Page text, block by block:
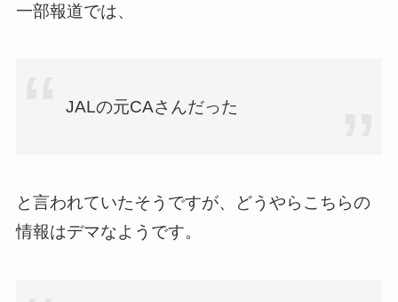
一部報道では、
JALの元CAさんだった
と言われていたそうですが、どうやらこちらの
情報はデマなようです。